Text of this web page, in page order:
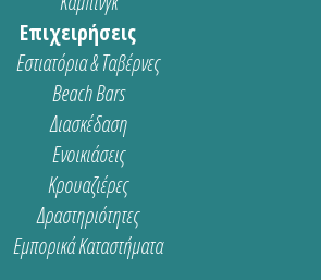
Επιχειρήσεις
Εστιατόρια & Ταβέρνες
Beach Bars
Διασκέδαση
Ενοικιάσεις
Κρουαζιέρες
Δραστηριότητες
Εμπορικά Καταστήματα